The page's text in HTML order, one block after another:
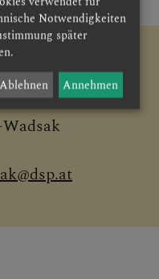
zur Verfügung!
Notwendigkeiten
später
Ablehnen Annehmen